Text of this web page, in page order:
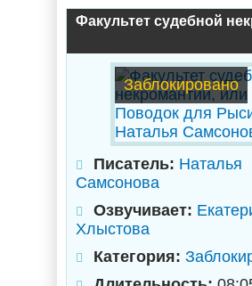
Заблокировано
Писатель: Наталья
Самсонова
Озвучивает:
Хлыстова
Категория: